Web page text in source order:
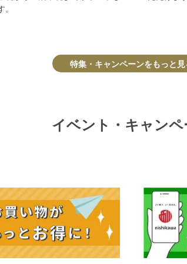
特集・キャンペーンをもっと見
イベント・キャンペ